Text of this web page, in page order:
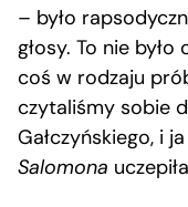
– było
głosy. To nie
coś w rodzaju
czytaliśmy sobie
Gałczyńskiego, i
Salomona